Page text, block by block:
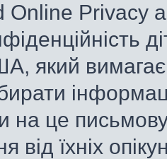
Online Privacy
який вимагає
на це письмову
від їхніх